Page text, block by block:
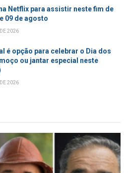
Netflix para assistir neste fim de
09 de agosto
2026
é opção para celebrar o Dia dos
ou jantar especial neste
2026